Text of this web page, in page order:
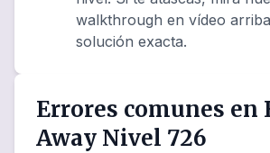
walkthrough en vídeo
solución exacta.
Errores comunes en
Away Nivel 726